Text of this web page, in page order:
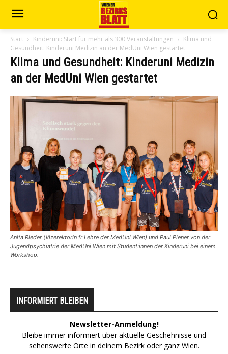
Start Kinderuni: Start für mehr als 300 Veranstaltungen
Klima und
Gesundheit: Kinderuni Medizin an der MedUni Wien gestartet
Klima und Gesundheit: Kinderuni Medizin
an der MedUni Wien gestartet
Anita Rieder (Vizerektorin fr Lehre der MedUni Wien) und Paul Plener von der
Jugendpsychiatrie der MedUni Wien mit Student:innen der Kinderuni bei einem
Workshop.
INFORMIERT BLEIBEN
Newsletter-Anmeldung!
Bleibe immer informiert über aktuelle Geschehnisse und
sehenswerte Orte in deinem Bezirk oder ganz Wien.